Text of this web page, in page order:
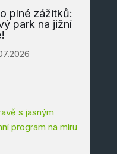
plné zážitků:
park na jižní